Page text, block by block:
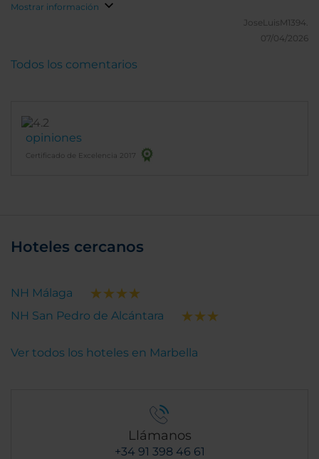
Mostrar información
JoseLuisM1394.
07/04/2026
opiniones
Certificado de Excelencia 2017
Todos los comentarios
Hoteles cercanos
NH Málaga
NH San Pedro de Alcántara
Ver todos los hoteles en Marbella
Llámanos
+34 91 398 46 61